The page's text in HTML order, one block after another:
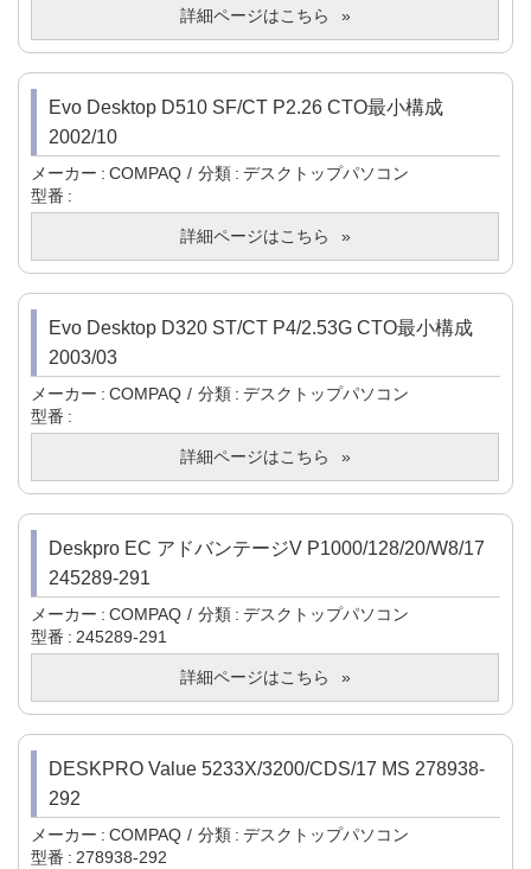
詳細ページはこちら
Evo Desktop D510 SF/CT P2.26 CTO最小構成
2002/10
メーカー COMPAQ 分類
デスクトップパソコン
型番
詳細ページはこちら
Evo Desktop D320 ST/CT P4/2.53G CTO最小構成
2003/03
メーカー COMPAQ 分類
デスクトップパソコン
型番
詳細ページはこちら
Deskpro EC アドバンテージV P1000/128/20/W8/17
245289-291
メーカー COMPAQ 分類
デスクトップパソコン
型番
245289-291
詳細ページはこちら
DESKPRO Value 5233X/3200/CDS/17 MS 278938-
292
メーカー COMPAQ 分類
デスクトップパソコン
型番
278938-292